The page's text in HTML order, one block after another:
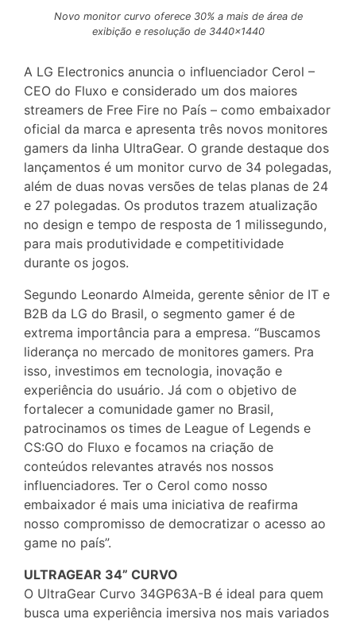
Novo monitor curvo oferece 30% a mais de área de
exibição e resolução de 3440×1440
A LG Electronics anuncia o influenciador Cerol –
CEO do Fluxo e considerado um dos maiores
streamers de Free Fire no País – como embaixador
oficial da marca e apresenta três novos monitores
gamers da linha UltraGear. O grande destaque dos
lançamentos é um monitor curvo de 34 polegadas,
além de duas novas versões de telas planas de 24
e 27 polegadas. Os produtos trazem atualização
no design e tempo de resposta de 1 milissegundo,
para mais produtividade e competitividade
durante os jogos.
Segundo Leonardo Almeida, gerente sênior de IT e
B2B da LG do Brasil, o segmento gamer é de
extrema importância para a empresa. “Buscamos
liderança no mercado de monitores gamers. Pra
isso, investimos em tecnologia, inovação e
experiência do usuário. Já com o objetivo de
fortalecer a comunidade gamer no Brasil,
patrocinamos os times de League of Legends e
CS:GO do Fluxo e focamos na criação de
conteúdos relevantes através nos nossos
influenciadores. Ter o Cerol como nosso
embaixador é mais uma iniciativa de reafirma
nosso compromisso de democratizar o acesso ao
game no país”.
ULTRAGEAR 34” CURVO
O UltraGear Curvo 34GP63A-B é ideal para quem
busca uma experiência imersiva nos mais variados